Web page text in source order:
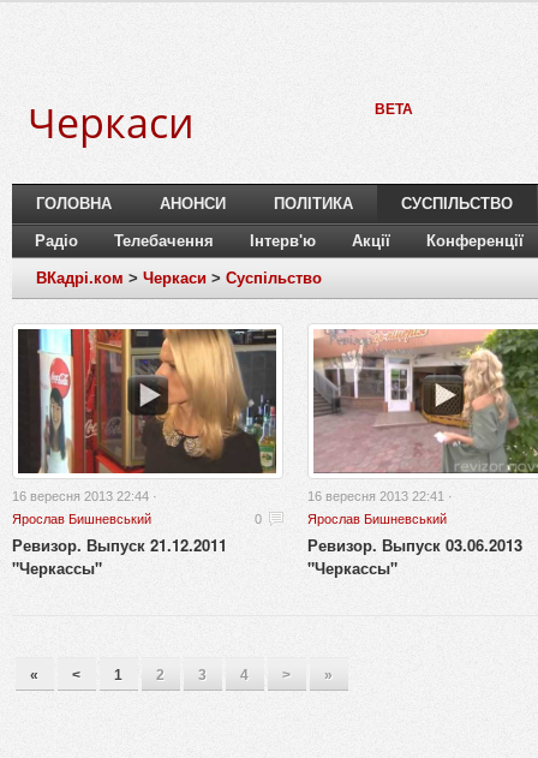
Черкаси BETA
ГОЛОВНА АНОНСИ ПОЛІТИКА СУСПІЛЬСТВО
Радіо Телебачення Інтерв'ю Акції Конференції
ВКадрі.ком > Черкаси > Суспільство
16 вересня 2013 22:44 ·
Ярослав Бишневський
0
Ревизор. Выпуск 21.12.2011
"Черкассы"
16 вересня 2013 22:41 ·
Ярослав Бишневський
Ревизор. Выпуск 03.06.2013
"Черкассы"
« < 1 2 3 4 > »